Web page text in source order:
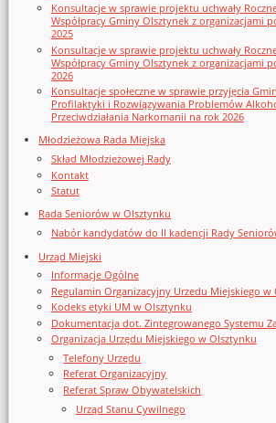
Konsultacje w sprawie projektu uchwały
Współpracy Gminy Olsztynek z organizacjami
2025
Konsultacje w sprawie projektu uchwały
Współpracy Gminy Olsztynek z organizacjami
2026
Konsultacje społeczne w sprawie przyjęcia
Profilaktyki i Rozwiązywania Problemów
Przeciwdziałania Narkomanii na rok 2026
Młodzieżowa Rada Miejska
Skład Młodzieżowej Rady
Kontakt
Statut
Rada Seniorów w Olsztynku
Nabór kandydatów do II kadencji Rady
Urząd Miejski
Informacje Ogólne
Regulamin Organizacyjny Urzedu Miejskiego w
Kodeks etyki UM w Olsztynku
Dokumentacja dot. Zintegrowanego Systemu
Organizacja Urzędu Miejskiego w Olsztynku
Telefony Urzędu
Referat Organizacyjny
Referat Spraw Obywatelskich
Urząd Stanu Cywilnego